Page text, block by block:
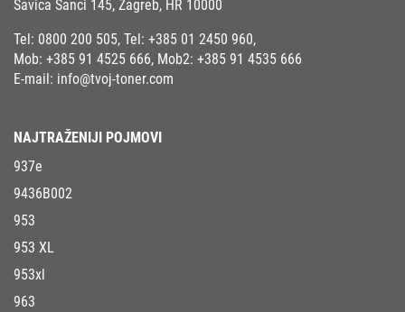
Savica Šanci 145, Zagreb, HR 10000
Tel: 0800 200 505, Tel: +385 01 2450 960,
Mob: +385 91 4525 666, Mob2: +385 91 4535 666
E-mail: info@tvoj-toner.com
NAJTRAŽENIJI POJMOVI
937e
9436B002
953
953 XL
953xl
963